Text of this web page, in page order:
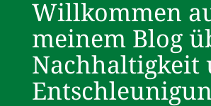
Willkommen
meinem Blog
Nachhaltigkeit